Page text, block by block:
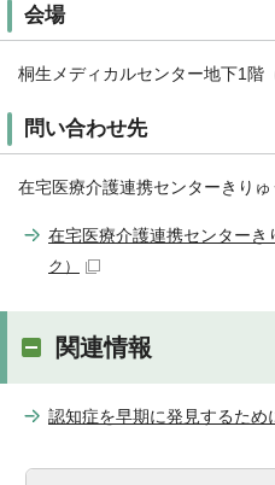
会場
桐生メディカルセンター地下1階
問い合わせ先
在宅医療介護連携センターきり
在宅医療介護連携センターき
ク）
関連情報
認知症を早期に発見するため